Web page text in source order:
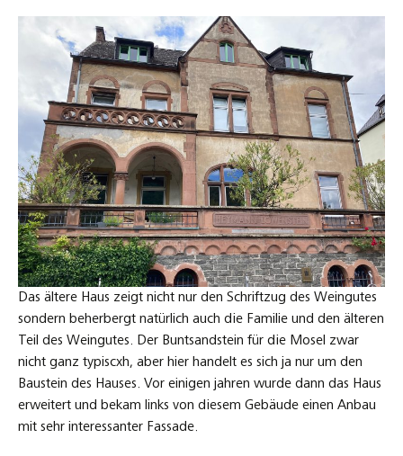
Das ältere Haus zeigt nicht nur den Schriftzug des Weingutes
sondern beherbergt natürlich auch die Familie und den älteren
Teil des Weingutes. Der Buntsandstein für die Mosel zwar
nicht ganz typiscxh, aber hier handelt es sich ja nur um den
Baustein des Hauses. Vor einigen jahren wurde dann das Haus
erweitert und bekam links von diesem Gebäude einen Anbau
mit sehr interessanter Fassade.